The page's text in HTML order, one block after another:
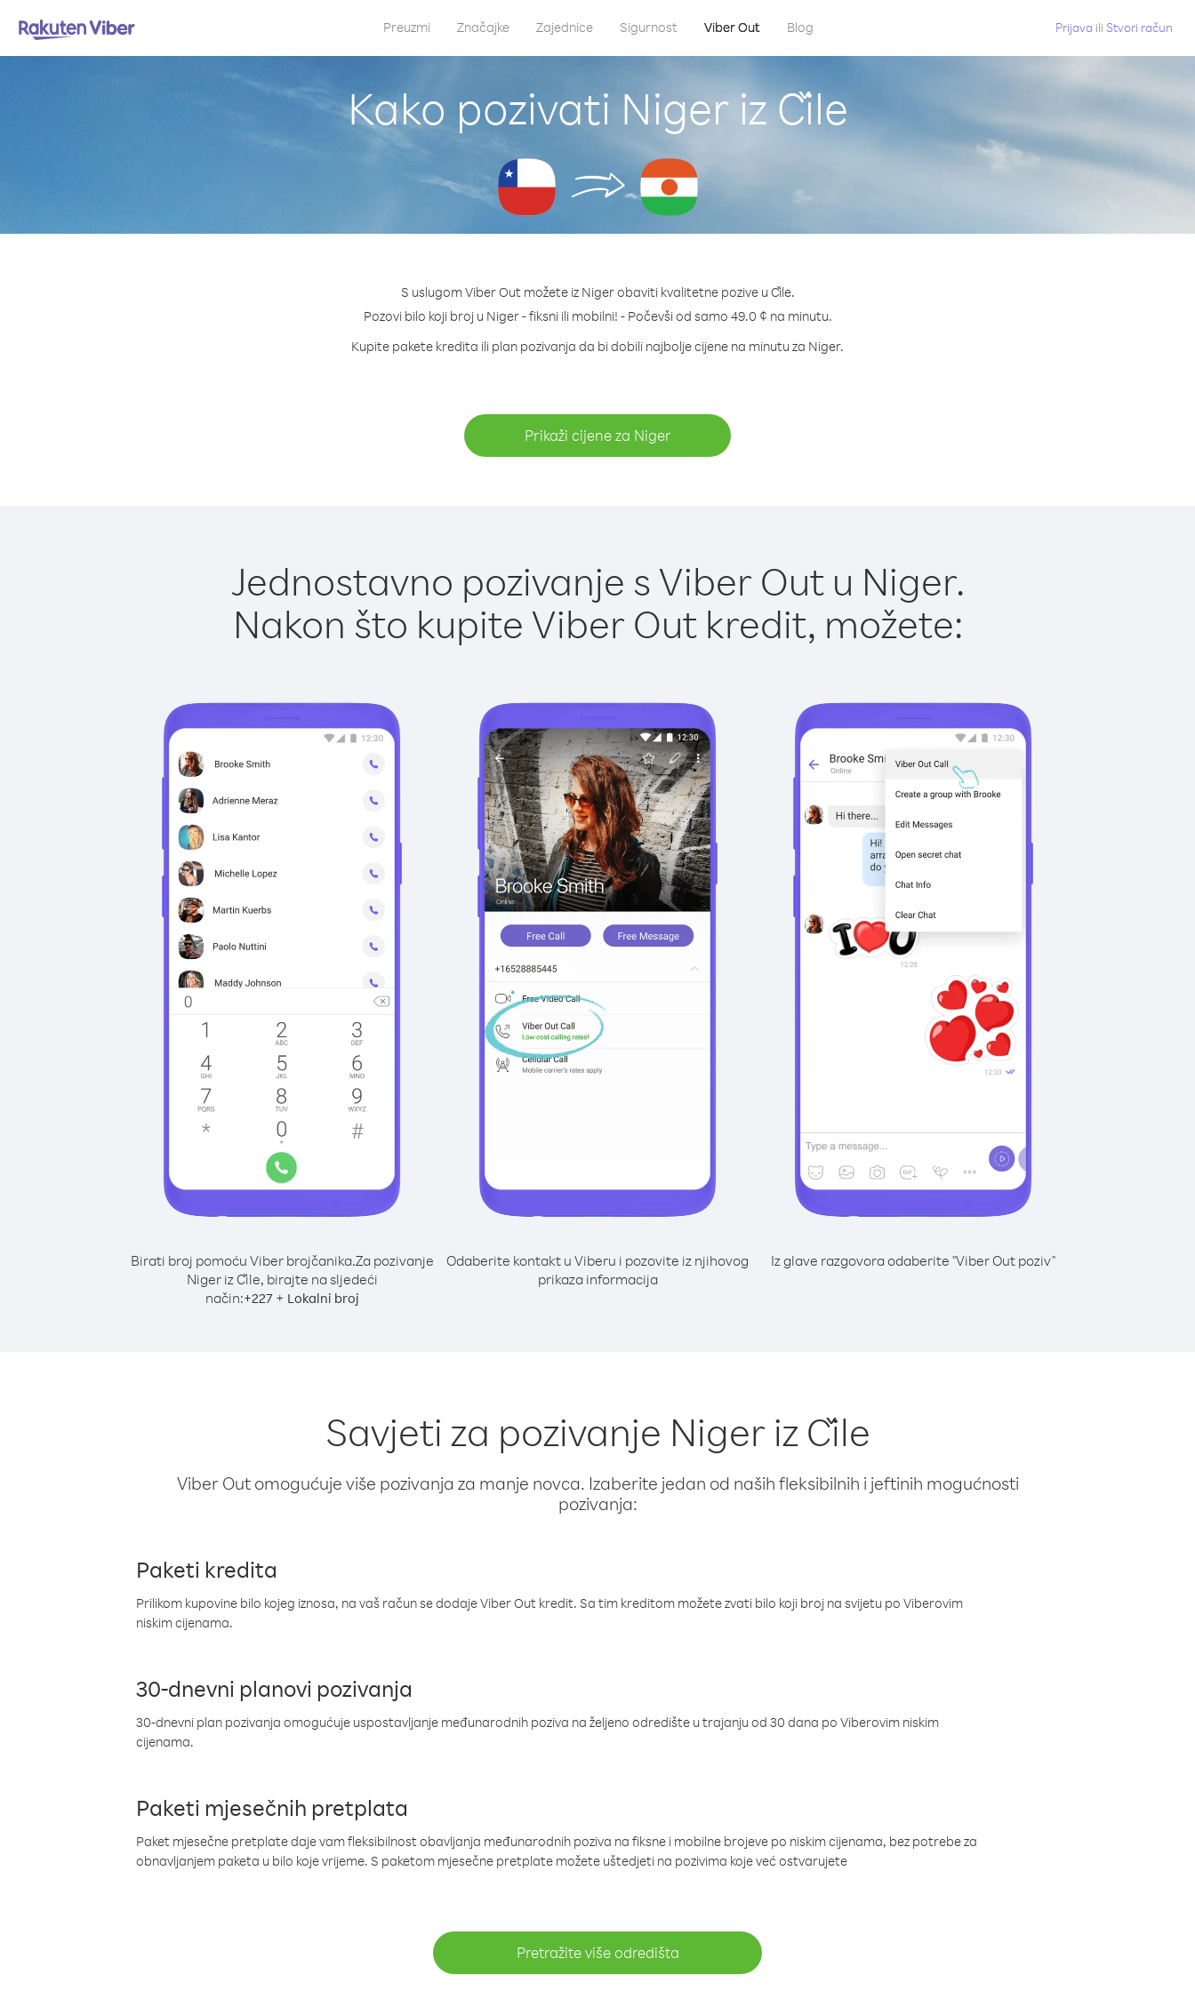
Preuzmi Značajke Zajednice Sigurnost Viber Out Blog Prijava ili Stvori račun
Kako pozivati Niger iz Čile
S uslugom Viber Out možete iz Niger obaviti kvalitetne pozive u Čile.
Pozovi bilo koji broj u Niger - fiksni ili mobilni! - Počevši od samo 49.0 ¢ na minutu.
Kupite pakete kredita ili plan pozivanja da bi dobili najbolje cijene na minutu za Niger.
Prikaži cijene za Niger
Jednostavno pozivanje s Viber Out u Niger.
Nakon što kupite Viber Out kredit, možete:
Birati broj pomoću Viber brojčanika.Za pozivanje
Niger iz Čile, birajte na sljedeći
način:+227+ Lokalni broj
Odaberite kontakt u Viberu i pozovite iz njihovog
prikaza informacija
Iz glave razgovora odaberite "Viber Out poziv"
Savjeti za pozivanje Niger iz Čile
Viber Out omogućuje više pozivanja za manje novca. Izaberite jedan od naših fleksibilnih i jeftinih mogućnosti
pozivanja:
Paketi kredita
Prilikom kupovine bilo kojeg iznosa, na vaš račun se dodaje Viber Out kredit. Sa tim kreditom možete zvati bilo koji broj na svijetu po Viberovim
niskim cijenama.
30-dnevni planovi pozivanja
30-dnevni plan pozivanja omogućuje uspostavljanje međunarodnih poziva na željeno odredište u trajanju od 30 dana po Viberovim niskim
cijenama.
Paketi mjesečnih pretplata
Paket mjesečne pretplate daje vam fleksibilnost obavljanja međunarodnih poziva na fiksne i mobilne brojeve po niskim cijenama, bez potrebe za
obnavljanjem paketa u bilo koje vrijeme. S paketom mjesečne pretplate možete uštedjeti na pozivima koje već ostvarujete
Pretražite više odredišta